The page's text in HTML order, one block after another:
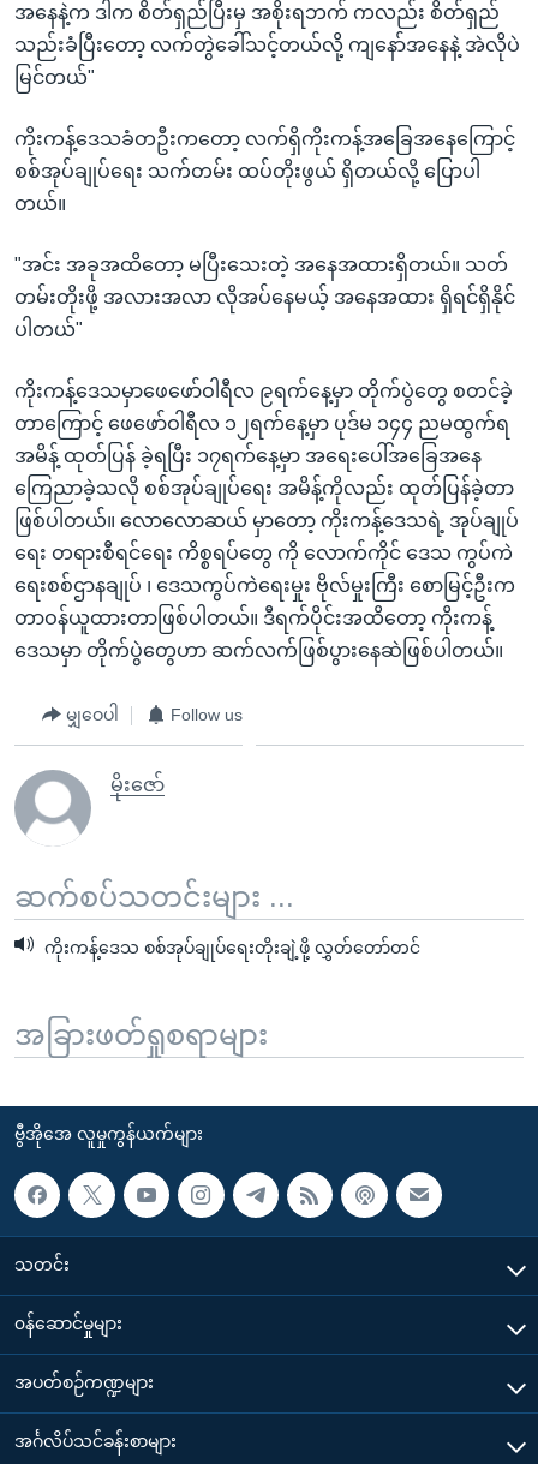
အနေနဲ့က ဒါက စိတ်ရှည်ပြီးမှ အစိုးရဘက် ကလည်း စိတ်ရှည်
သည်းခံပြီးတော့ လက်တွဲခေါ်သင့်တယ်လို့ ကျနော်အနေနဲ့ အဲလိုပဲ
မြင်တယ်"
ကိုးကန့်ဒေသခံတဦးကတော့ လက်ရှိကိုးကန့်အခြေအနေကြောင့်
စစ်အုပ်ချုပ်ရေး သက်တမ်း ထပ်တိုးဖွယ် ရှိတယ်လို့ ပြောပါ
တယ်။
"အင်း အခုအထိတော့ မပြီးသေးတဲ့ အနေအထားရှိတယ်။ သတ်
တမ်းတိုးဖို့ အလားအလာ လိုအပ်နေမယ့် အနေအထား ရှိရင်ရှိနိုင်
ပါတယ်"
ကိုးကန့်ဒေသမှာဖေဖော်ဝါရီလ ၉ရက်နေ့မှာ တိုက်ပွဲတွေ စတင်ခဲ့
တာကြောင့် ဖေဖော်ဝါရီလ ၁၂ရက်နေ့မှာ ပုဒ်မ ၁၄၄ ညမထွက်ရ
အမိန့် ထုတ်ပြန် ခဲ့ရပြီး ၁၇ရက်နေ့မှာ အရေးပေါ်အခြေအနေ
ကြေညာခဲ့သလို စစ်အုပ်ချုပ်ရေး အမိန့်ကိုလည်း ထုတ်ပြန်ခဲ့တာ
ဖြစ်ပါတယ်။ လောလောဆယ် မှာတော့ ကိုးကန့်ဒေသရဲ့ အုပ်ချုပ်
ရေး တရားစီရင်ရေး ကိစ္စရပ်တွေ ကို လောက်ကိုင် ဒေသ ကွပ်ကဲ
ရေးစစ်ဌာနချုပ် ၊ ဒေသကွပ်ကဲရေးမှုး ဗိုလ်မှုးကြီး စောမြင့်ဦးက
တာဝန်ယူထားတာဖြစ်ပါတယ်။ ဒီရက်ပိုင်းအထိတော့ ကိုးကန့်
ဒေသမှာ တိုက်ပွဲတွေဟာ ဆက်လက်ဖြစ်ပွားနေဆဲဖြစ်ပါတယ်။
မျှဝေပါ Follow us
မိုးဇော်
ဆက်စပ်သတင်းများ ...
ကိုးကန့်ဒေသ စစ်အုပ်ချုပ်ရေးတိုးချဲ့ဖို့ လွှတ်တော်တင်
အခြားဖတ်ရှုစရာများ
ဗွီအိုအေ လူမှုကွန်ယက်များ
သတင်း
၀န်ဆောင်မှုများ
အပတ်စဉ်ကဏ္ဍများ
အင်္ဂလိပ်သင်ခန်းစာများ